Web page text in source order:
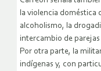
la violencia doméstica
alcoholismo, la
intercambio de
Por otra parte, la
indígenas y, con